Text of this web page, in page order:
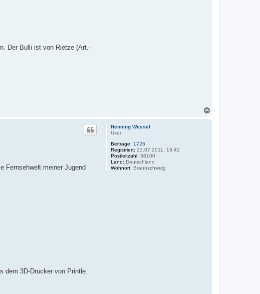
Der Bulli ist von Rietze (Art.-
Henning Wessel
User
Beiträge: 1726
Registriert: 23.07.2011, 19:42
Postleitzahl: 38100
Land: Deutschland
Wohnort: Braunschweig
Fernsehwelt meiner Jugend
dem 3D-Drucker von Printle.